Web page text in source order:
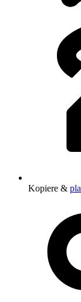
Kopiere &